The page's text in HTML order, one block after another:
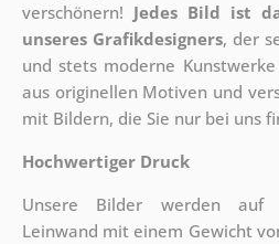
verschönern! Jedes Bild ist
unseres Grafikdesigners, der
und stets moderne
aus originellen Motiven und
mit Bildern, die Sie nur bei uns
Hochwertiger Druck
Unsere Bilder werden auf
Leinwand mit einem Gewicht